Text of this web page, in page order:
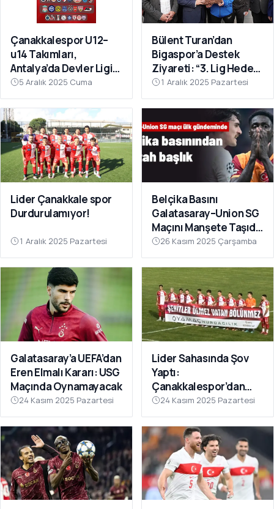
Çanakkalespor U12–
u14 Takımları,
Antalya’da Devler Ligi
Sahnesinde!
5 Aralık 2025 Cuma
Bülent Turan’dan
Bigaspor’a Destek
Ziyareti: “3. Lig Hedefi
Çok Yakın”
1 Aralık 2025 Pazartesi
Lider Çanakkale spor
Durdurulamıyor!
1 Aralık 2025 Pazartesi
Belçika Basını
Galatasaray–Union SG
Maçını Manşete Taşıdı:
“50 Bin Türk’ü
Susturdular”
26 Kasım 2025 Çarşamba
Galatasaray’a UEFA’dan
Eren Elmalı Kararı: USG
Maçında Oynamayacak
24 Kasım 2025 Pazartesi
Lider Sahasında Şov
Yaptı:
Çanakkalespor’dan
Farklı Galibiyet
24 Kasım 2025 Pazartesi